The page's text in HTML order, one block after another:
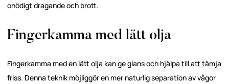
onödigt dragande och brott.
Fingerkamma med lätt olja
Fingerkamma med en lätt olja kan ge glans och hjälpa till att tämja
friss. Denna teknik möjliggör en mer naturlig separation av vågor